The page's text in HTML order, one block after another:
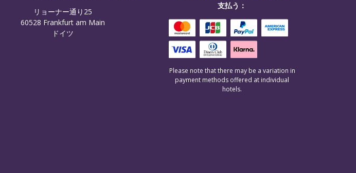
リョーナー通り25
60528 Frankfurt am Main
ドイツ
支払う：
Please note that there may be a variation in
payment methods offered at individual
hotels.